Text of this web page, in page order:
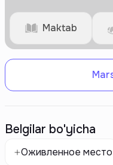
Maktab
Belgilar bo'yicha
Оживленное место